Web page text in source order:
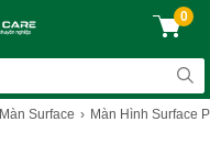
0
Màn Surface Màn Hình Surface